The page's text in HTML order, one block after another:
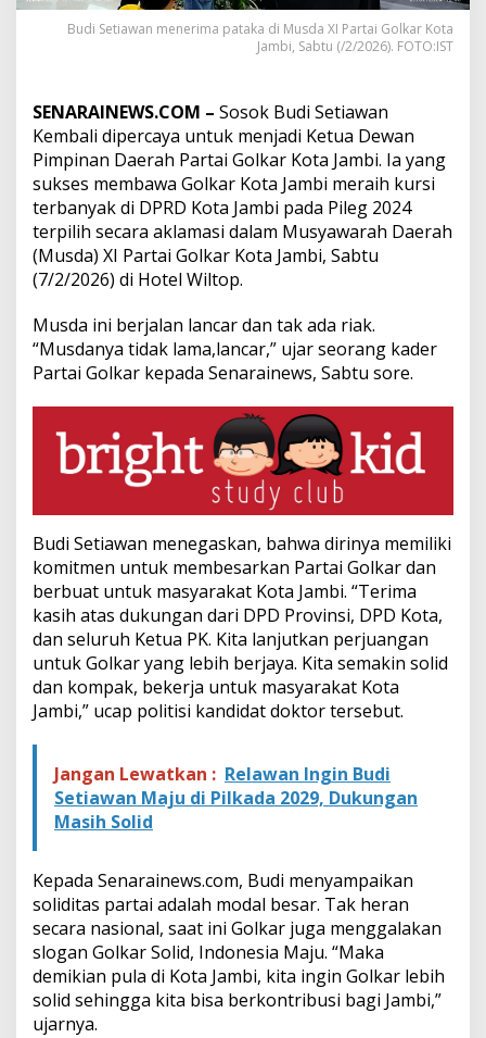
i
P
i
D
P
D
G
o
l
k
a
K
o
t
a
m
i
Budi Setiawan menerima pataka di Musda XI Partai Golkar Kota
Jambi, Sabtu (/2/2026). FOTO:IST
SENARAINEWS.COM – Sosok Budi Setiawan
Kembali dipercaya untuk menjadi Ketua Dewan
Pimpinan Daerah Partai Golkar Kota Jambi. Ia yang
sukses membawa Golkar Kota Jambi meraih kursi
terbanyak di DPRD Kota Jambi pada Pileg 2024
terpilih secara aklamasi dalam Musyawarah Daerah
(Musda) XI Partai Golkar Kota Jambi, Sabtu
(7/2/2026) di Hotel Wiltop.
Musda ini berjalan lancar dan tak ada riak.
“Musdanya tidak lama,lancar,” ujar seorang kader
Partai Golkar kepada Senarainews, Sabtu sore.
Budi Setiawan menegaskan, bahwa dirinya memiliki
komitmen untuk membesarkan Partai Golkar dan
berbuat untuk masyarakat Kota Jambi. “Terima
kasih atas dukungan dari DPD Provinsi, DPD Kota,
dan seluruh Ketua PK. Kita lanjutkan perjuangan
untuk Golkar yang lebih berjaya. Kita semakin solid
dan kompak, bekerja untuk masyarakat Kota
Jambi,” ucap politisi kandidat doktor tersebut.
Jangan Lewatkan : Relawan Ingin Budi
Setiawan Maju di Pilkada 2029, Dukungan
Masih Solid
Kepada Senarainews.com, Budi menyampaikan
soliditas partai adalah modal besar. Tak heran
secara nasional, saat ini Golkar juga menggalakan
slogan Golkar Solid, Indonesia Maju. “Maka
demikian pula di Kota Jambi, kita ingin Golkar lebih
solid sehingga kita bisa berkontribusi bagi Jambi,”
ujarnya.